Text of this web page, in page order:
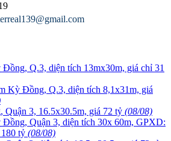
Q.3, diện tích 13mx30m, giá chỉ 31
Kỳ Đồng, Q.3, diện tích 8,1x31m, giá
3, 16.5x30.5m, giá 72 tỷ (08/08)
Quận 3, diện tích 30x 60m, GPXD:
tỷ (08/08)